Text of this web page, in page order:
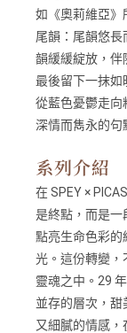
如《奧莉維亞》
尾韻： 尾韻悠長
韻緩緩綻放，伴
最後留下一抹如
從藍色憂鬱走向
深情而雋永的句
系列介紹
在 SPEY ×
是終點，而是一
點亮生命色彩的
光。這份轉變，
靈魂之中。29
並存的層次，
又細膩的情感，